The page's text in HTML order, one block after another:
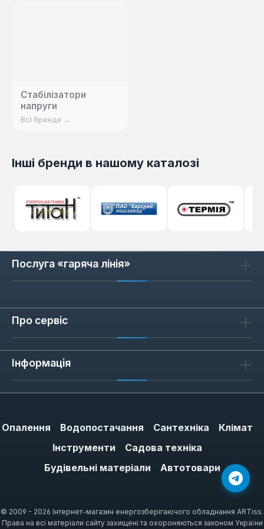
Стабілізатори
напруги
Всі бренди →
Інші бренди в нашому каталозі
Послуга «гаряча лінія»
Про сервіс
Інформація
Опалення Водопостачання Сантехніка
Клімат
Інструменти
Садова техніка
Будівельні матеріали
Автотовари
© 2009 - 2026 Інтернет-магазин енергозберігаючого обладнання ARTiss.
Права на всі матеріали сайту захищені та охороняються законом України